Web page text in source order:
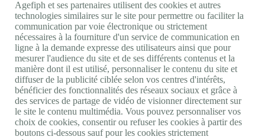
Nos autres sites
Site portail Agefiph
Activateur de progrès
Handinnov
Innovation et recherche
Université du RRH
Service AppuiPro
Nous suivre
Youtube
Agefiph et ses partenaires utilisent des cookies et autres
technologies similaires sur le site pour permettre ou faciliter la
communication par voie électronique ou strictement
nécessaires à la fourniture d'un service de communication en
ligne à la demande expresse des utilisateurs ainsi que pour
mesurer l'audience du site et de ses différents contenus et la
manière dont il est utilisé, personnaliser le contenu du site et
diffuser de la publicité ciblée selon vos centres d'intérêts,
bénéficier des fonctionnalités des réseaux sociaux et grâce à
des services de partage de vidéo de visionner directement sur
le site le contenu multimédia. Vous pouvez personnaliser vos
choix de cookies, consentir ou refuser les cookies à partir des
boutons ci-dessous sauf pour les cookies strictement